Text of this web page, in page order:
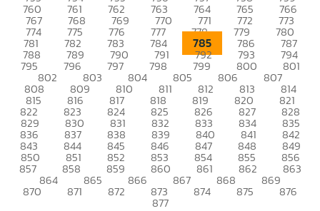
760 761 762 763 764 765 766
767 768 769 770 771 772 773
774 775 776 777 778 779 780
781 782 783 784 785 786 787
788 789 790 791 792 793 794
795 796 797 798 799 800 801
802 803 804 805 806 807
808 809 810 811 812 813 814
815 816 817 818 819 820 821
822 823 824 825 826 827 828
829 830 831 832 833 834 835
836 837 838 839 840 841 842
843 844 845 846 847 848 849
850 851 852 853 854 855 856
857 858 859 860 861 862 863
864 865 866 867 868 869
870 871 872 873 874 875 876
877